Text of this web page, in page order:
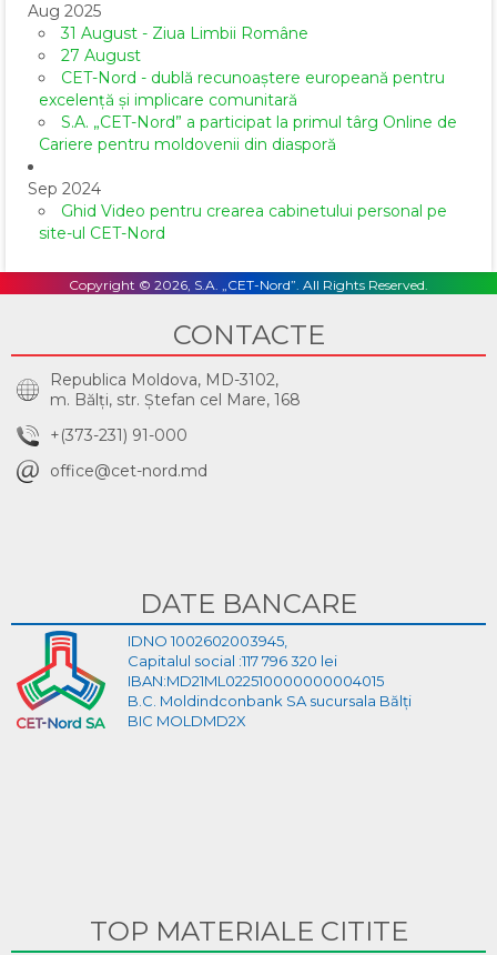
Aug 2025
31 August - Ziua Limbii Române
27 August
CET-Nord - dublă recunoaștere europeană pentru
excelență și implicare comunitară
S.A. „CET-Nord” a participat la primul târg Online de
Cariere pentru moldovenii din diasporă
Sep 2024
Ghid Video pentru crearea cabinetului personal pe
site-ul CET-Nord
Copyright © 2026, S.A. „CET-Nord”. All Rights Reserved.
CONTACTE
Republica Moldova, MD-3102,
m. Bălţi, str. Ştefan cel Mare, 168
+(373-231) 91-000
office@cet-nord.md
DATE BANCARE
IDNO 1002602003945,
Capitalul social :117 796 320 lei
IBAN:MD21ML022510000000004015
B.C. Moldindconbank SA sucursala Bălți
BIC MOLDMD2X
TOP MATERIALE CITITE